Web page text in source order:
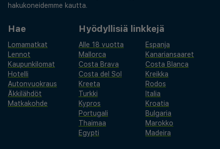
hakukoneidemme kautta.
Hae
Lomamatkat
Lennot
Kaupunkilomat
Hotelli
Autonvuokraus
Äkkilähdöt
Matkakohde
Hyödyllisiä linkkejä
Alle 18 vuotta
Espanja
Mallorca
Kanariansaaret
Costa Brava
Costa Blanca
Costa del Sol
Kreikka
Kreeta
Rodos
Turkki
Italia
Kypros
Kroatia
Portugali
Bulgaria
Thaimaa
Marokko
Egypti
Madeira